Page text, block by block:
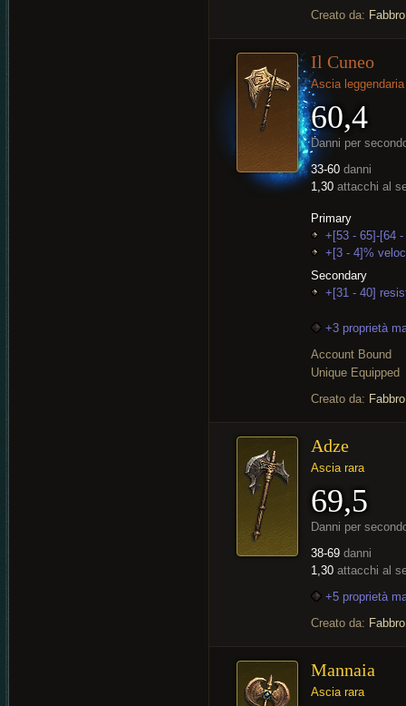
Creato da: Fabbro
Il Cuneo
Ascia leggendaria
60,4
Danni per
33-60 danni
1,30 attacchi al
Primary
+[53 - 65]-[64
+[3 - 4]%
Secondary
+[31 - 40]
+3 proprietà
Account Bound
Unique Equipped
Creato da: Fabbro
Adze
Ascia rara
69,5
Danni per
38-69 danni
1,30 attacchi al
+5 proprietà
Creato da: Fabbro
Mannaia
Ascia rara